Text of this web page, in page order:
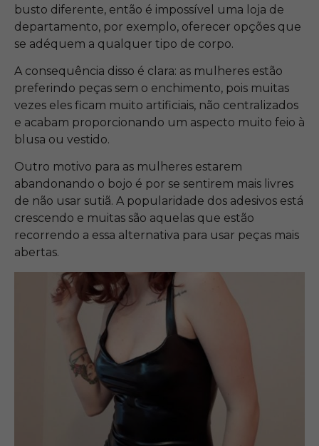
busto diferente, então é impossível uma loja de
departamento, por exemplo, oferecer opções que
se adéquem a qualquer tipo de corpo.
A consequência disso é clara: as mulheres estão
preferindo peças sem o enchimento, pois muitas
vezes eles ficam muito artificiais, não centralizados
e acabam proporcionando um aspecto muito feio à
blusa ou vestido.
Outro motivo para as mulheres estarem
abandonando o bojo é por se sentirem mais livres
de não usar sutiã. A popularidade dos adesivos está
crescendo e muitas são aquelas que estão
recorrendo a essa alternativa para usar peças mais
abertas.